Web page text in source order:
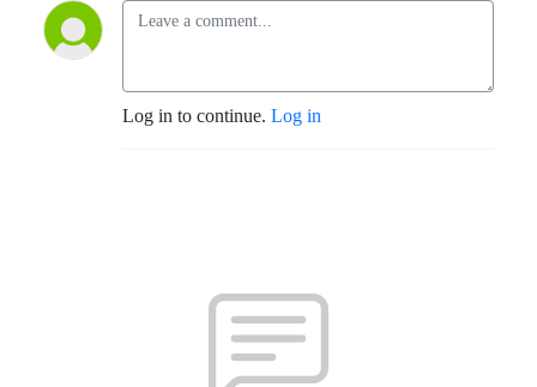
Log in to continue. Log in